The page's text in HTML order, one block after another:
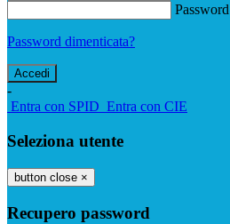
Password
Password dimenticata?
-
Entra con SPID Entra con CIE
Seleziona utente
button close ×
Recupero password